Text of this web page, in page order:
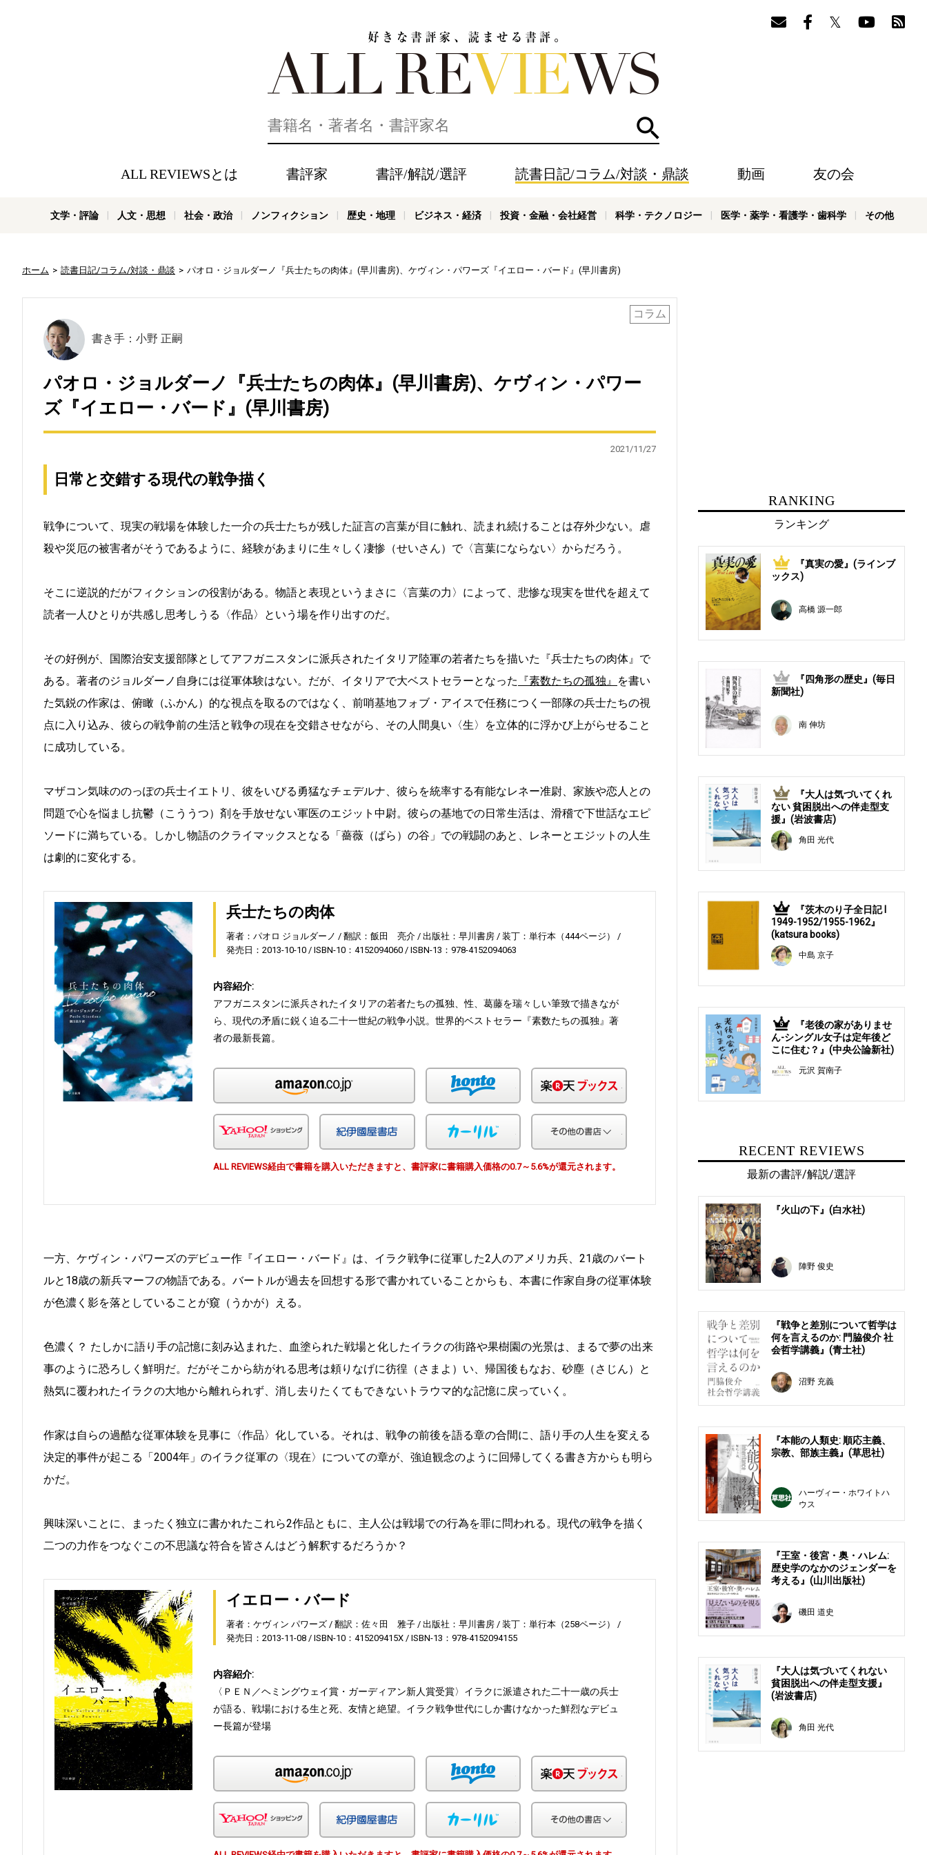
検索
ALL REVIEWSとは 書評家 書評/解説/選評 読書日記/コラム/対談・鼎談 動画 友の会
文学・評論 人文・思想 社会・政治 ノンフィクション 歴史・地理 ビジネス・経済 投資・金融・会社経営 科学・テクノロジー 医学・薬学・看護学・歯科学 その他
ホーム 読書日記/コラム/対談・鼎談 パオロ・ジョルダーノ『兵士たちの肉体』(早川書房)、ケヴィン・パワーズ『イエロー・バード』(早川書房)
コラム
書き手：小野 正嗣
パオロ・ジョルダーノ『兵士たちの肉体』(早川書房)、ケヴィン・パワー
ズ『イエロー・バード』(早川書房)
2021/11/27
日常と交錯する現代の戦争描く
戦争について、現実の戦場を体験した一介の兵士たちが残した証言の言葉が目に触れ、読まれ続けることは存外少ない。虐
殺や災厄の被害者がそうであるように、経験があまりに生々しく凄惨（せいさん）で〈言葉にならない〉からだろう。
そこに逆説的だがフィクションの役割がある。物語と表現というまさに〈言葉の力〉によって、悲惨な現実を世代を超えて
読者一人ひとりが共感し思考しうる〈作品〉という場を作り出すのだ。
その好例が、国際治安支援部隊としてアフガニスタンに派兵されたイタリア陸軍の若者たちを描いた『兵士たちの肉体』で
ある。著者のジョルダーノ自身には従軍体験はない。だが、イタリアで大ベストセラーとなった 『素数たちの孤独』 を書い
た気鋭の作家は、俯瞰（ふかん）的な視点を取るのではなく、前哨基地フォブ・アイスで任務につく一部隊の兵士たちの視
点に入り込み、彼らの戦争前の生活と戦争の現在を交錯させながら、その人間臭い〈生〉を立体的に浮かび上がらせること
に成功している。
マザコン気味ののっぽの兵士イエトリ、彼をいびる勇猛なチェデルナ、彼らを統率する有能なレネー准尉、家族や恋人との
問題で心を悩まし抗鬱（こううつ）剤を手放せない軍医のエジット中尉。彼らの基地での日常生活は、滑稽で下世話なエピ
ソードに満ちている。しかし物語のクライマックスとなる「薔薇（ばら）の谷」での戦闘のあと、レネーとエジットの人生
は劇的に変化する。
兵士たちの肉体
著者：パオロ ジョルダーノ 翻訳：飯田 亮介 出版社：早川書房
装丁：単行本（444ページ）
発売日：2013-10-10
ISBN-10：4152094060 ISBN-13：978-4152094063
内容紹介:
アフガニスタンに派兵されたイタリアの若者たちの孤独、性、葛藤を瑞々しい筆致で描きなが
ら、現代の矛盾に鋭く迫る二十一世紀の戦争小説。世界的ベストセラー『素数たちの孤独』著
者の最新長篇。
honto
Yahoo!ショッピング 紀伊国屋 カーリル
ALL REVIEWS経由で書籍を購入いただきますと、書評家に書籍購入価格の0.7～5.6%が還元されます。
一方、ケヴィン・パワーズのデビュー作『イエロー・バード』は、イラク戦争に従軍した2人のアメリカ兵、21歳のバート
ルと18歳の新兵マーフの物語である。バートルが過去を回想する形で書かれていることからも、本書に作家自身の従軍体験
が色濃く影を落としていることが窺（うかが）える。
色濃く？ たしかに語り手の記憶に刻み込まれた、血塗られた戦場と化したイラクの街路や果樹園の光景は、まるで夢の出来
事のように恐ろしく鮮明だ。だがそこから紡がれる思考は頼りなげに彷徨（さまよ）い、帰国後もなお、砂塵（さじん）と
熱気に覆われたイラクの大地から離れられず、消し去りたくてもできないトラウマ的な記憶に戻っていく。
作家は自らの過酷な従軍体験を見事に〈作品〉化している。それは、戦争の前後を語る章の合間に、語り手の人生を変える
決定的事件が起こる「2004年」のイラク従軍の〈現在〉についての章が、強迫観念のように回帰してくる書き方からも明ら
かだ。
興味深いことに、まったく独立に書かれたこれら2作品ともに、主人公は戦場での行為を罪に問われる。現代の戦争を描く
二つの力作をつなぐこの不思議な符合を皆さんはどう解釈するだろうか？
イエロー・バード
著者：ケヴィン パワーズ 翻訳：佐々田 雅子 出版社：早川書房
装丁：単行本（258ページ）
発売日：2013-11-08
ISBN-10：415209415X ISBN-13：978-4152094155
内容紹介:
〈ＰＥＮ／ヘミングウェイ賞・ガーディアン新人賞受賞〉イラクに派遣された二十一歳の兵士
が語る、戦場における生と死、友情と絶望。イラク戦争世代にしか書けなかった鮮烈なデビュ
ー長篇が登場
honto
Yahoo!ショッピング 紀伊国屋 カーリル
RANKING
ランキング
1
『真実の愛』(ラインブ
ックス)
高橋 源一郎
2
『四角形の歴史』(毎日
新聞社)
南 伸坊
3
『大人は気づいてくれ
ない 貧困脱出への伴走型支
援』(岩波書店)
角田 光代
4
『茨木のり子全日記 Ⅰ
1949-1952/1955-1962』
(katsura books)
中島 京子
5
『老後の家がありませ
ん-シングル女子は定年後ど
こに住む？』(中央公論新社)
元沢 賀南子
RECENT REVIEWS
最新の書評/解説/選評
『火山の下』(白水社)
陣野 俊史
『戦争と差別について哲学は
何を言えるのか: 門脇俊介 社
会哲学講義』(青土社)
沼野 充義
『本能の人類史: 順応主義、
宗教、部族主義』(草思社)
ハーヴィー・ホワイトハ
ウス
『王室・後宮・奥・ハレム:
歴史学のなかのジェンダーを
考える』(山川出版社)
磯田 道史
『大人は気づいてくれない
貧困脱出への伴走型支援』
(岩波書店)
角田 光代